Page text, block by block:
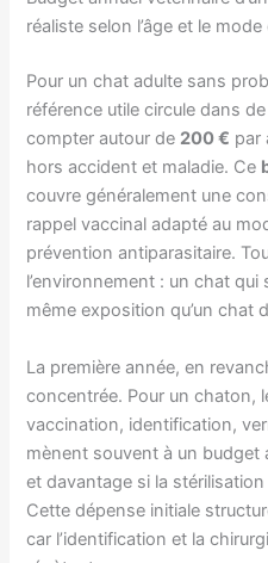
réaliste selon l’âge et le mode
Pour un chat adulte sans
référence utile circule dans
compter autour de 200 € par
hors accident et maladie. Ce
couvre généralement une
rappel vaccinal adapté au
prévention antiparasitaire.
l’environnement : un chat qui
même exposition qu’un chat
La première année, en
concentrée. Pour un chaton,
vaccination, identification,
mènent souvent à un budget
et davantage si la
Cette dépense initiale
car l’identification et la